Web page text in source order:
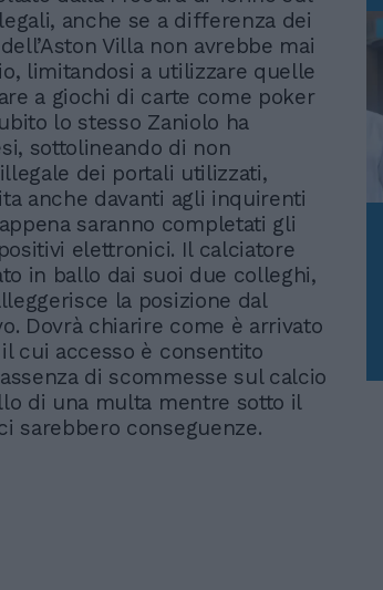
anche se a differenza dei
Villa non avrebbe mai
limitandosi a utilizzare quelle
a giochi di carte come poker
lo stesso Zaniolo ha
sottolineando di non
dei portali utilizzati,
anche davanti agli inquirenti
saranno completati gli
elettronici. Il calciatore
in ballo dai suoi due colleghi,
la posizione dal
Dovrà chiarire come è arrivato
cui accesso è consentito
di scommesse sul calcio
di una multa mentre sotto il
sarebbero conseguenze.
Rudy Giuliani a Come States?
Trump, Meloni e la strategia
americana